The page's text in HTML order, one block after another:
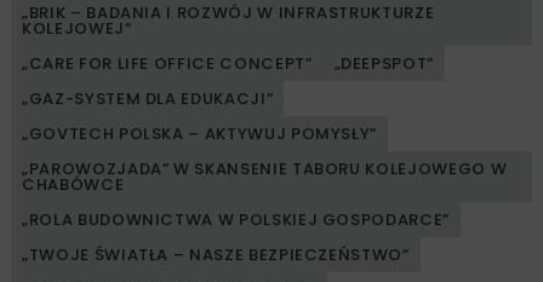
„BRIK – BADANIA I ROZWÓJ W INFRASTRUKTURZE
KOLEJOWEJ”
„CARE FOR LIFE OFFICE CONCEPT”
„DEEPSPOT”
„GAZ-SYSTEM DLA EDUKACJI”
„GOVTECH POLSKA – AKTYWUJ POMYSŁY”
„PAROWOZJADA” W SKANSENIE TABORU KOLEJOWEGO W
CHABÓWCE
„ROLA BUDOWNICTWA W POLSKIEJ GOSPODARCE”
„TWOJE ŚWIATŁA – NASZE BEZPIECZEŃSTWO”